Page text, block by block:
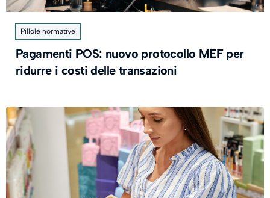
Pillole normative
Pagamenti POS: nuovo protocollo MEF per
ridurre i costi delle transazioni